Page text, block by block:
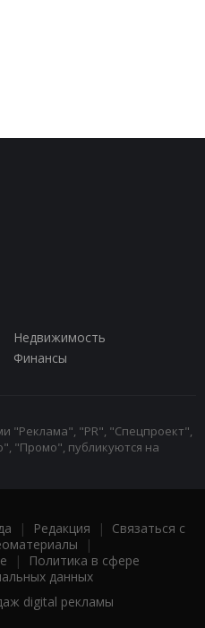
Недвижимость
Финансы
"Реклама", "PR", "Спецпроект",
"Промо", публикуются на
| Редакция | Связаться с
|
|
Политика в сфере
данных
digital рекламы